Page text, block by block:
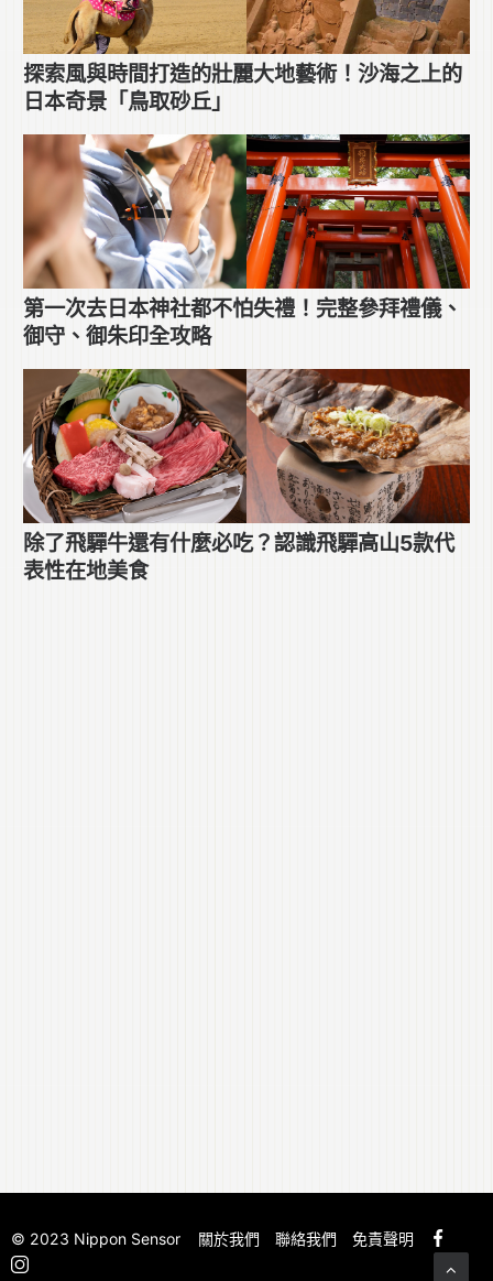
探索風與時間打造的壯麗大地藝術！沙海之上的
日本奇景「鳥取砂丘」
第一次去日本神社都不怕失禮！完整參拜禮儀、
御守、御朱印全攻略
除了飛驒牛還有什麼必吃？認識飛驒高山5款代
表性在地美食
© 2023 Nippon Sensor 關於我們 聯絡我們 免責聲明